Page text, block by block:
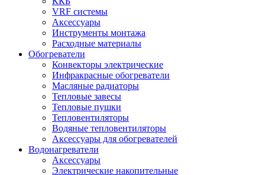
VRF системы
Аксессуары
Инструменты монтажа
Расходные материалы
Обогреватели
Конвекторы электрические
Инфракрасные обогреватели
Масляные радиаторы
Тепловые завесы
Тепловые пушки
Тепловентиляторы
Водяные тепловентиляторы
Аксессуары для обогревателей
Водонагреватели
Аксессуары
Электрические накопительные